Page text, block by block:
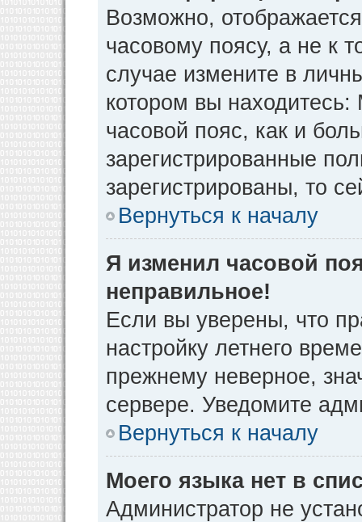
Возможно,
часовому поясу, а не к
случае измените в
котором вы находитесь:
часовой пояс, как и
зарегистрированные
зарегистрированы, то
Вернуться к началу
Я изменил часовой
неправильное!
Если вы уверены, что
настройку летнего
прежнему неверное,
сервере. Уведомите
Вернуться к началу
Моего языка нет в
Администратор не